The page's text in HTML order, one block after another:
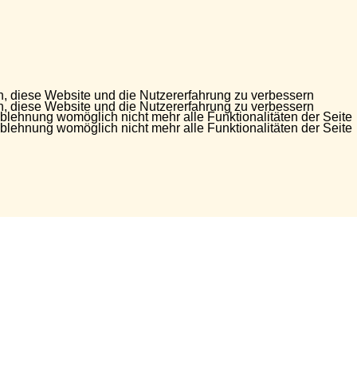
diese Website und die Nutzererfahrung zu verbessern
womöglich nicht mehr alle Funktionalitäten der Seite
diese Website und die Nutzererfahrung zu verbessern
womöglich nicht mehr alle Funktionalitäten der Seite